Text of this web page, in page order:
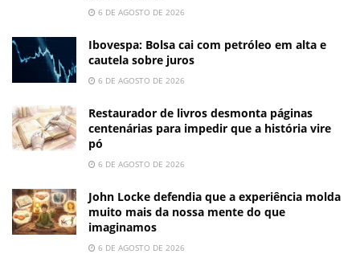
6 DE AGOSTO DE 2026
Ibovespa: Bolsa cai com petróleo em alta e
cautela sobre juros
6 DE AGOSTO DE 2026
Restaurador de livros desmonta páginas
centenárias para impedir que a história vire
pó
6 DE AGOSTO DE 2026
John Locke defendia que a experiência molda
muito mais da nossa mente do que
imaginamos
6 DE AGOSTO DE 2026